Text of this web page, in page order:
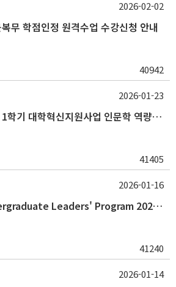
무 학점인정 원격수업 수강신청 안내
40942
2026-02-02
(~1/30) 2026학년도 1학기 대학혁신지원사업 인문학 역량강화 학업지원금 지원 선발 안내(학·석·박사)
41405
2026-01-23
(~1/22) APRU Undergraduate Leaders' Program 2026 프로그램 참가자 모집
41240
2026-01-16
2026-01-14